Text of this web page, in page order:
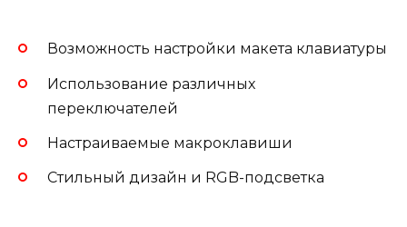
Возможность настройки макета клавиатуры
Использование различных
переключателей
Настраиваемые макроклавиши
Стильный дизайн и RGB-подсветка